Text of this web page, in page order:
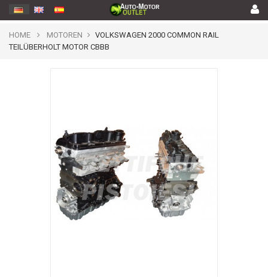
HOME MOTOREN
VOLKSWAGEN 2000 COMMON RAIL
TEILÜBERHOLT MOTOR CBBB